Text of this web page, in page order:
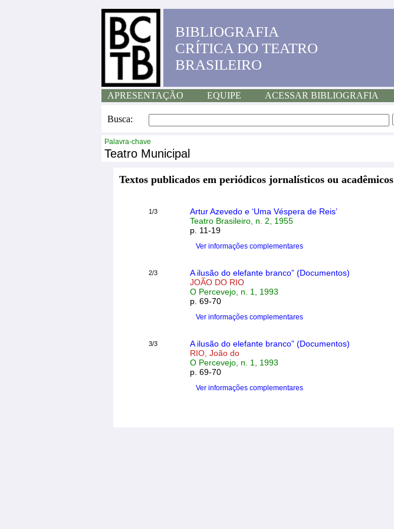
BIBLIOGRAFIA
CRÍTICA DO TEATRO
BRASILEIRO
APRESENTAÇÃO EQUIPE ACESSAR BIBLIOGRAFIA
Busca:
Palavra-chave
Teatro Municipal
Textos publicados em periódicos jornalísticos ou acadêmicos
1/3
Artur Azevedo e ‘Uma Véspera de Reis’
Teatro Brasileiro, n. 2, 1955
p. 11-19
Ver informações complementares
2/3
A ilusão do elefante branco” (Documentos)
JOÃO DO RIO
O Percevejo, n. 1, 1993
p. 69-70
Ver informações complementares
3/3
A ilusão do elefante branco” (Documentos)
RIO, João do
O Percevejo, n. 1, 1993
p. 69-70
Ver informações complementares